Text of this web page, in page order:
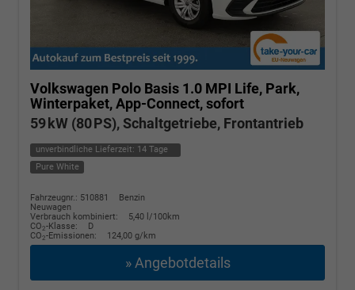
Volkswagen Polo Basis 1.0 MPI Life, Park,
Winterpaket, App-Connect, sofort
59 kW (80 PS), Schaltgetriebe, Frontantrieb
unverbindliche Lieferzeit: 14 Tage
Pure White
Fahrzeugnr.: 510881
Benzin
Neuwagen
Verbrauch kombiniert:
5,40 l/100km
CO2-Klasse:
D
CO2-Emissionen: 124,00 g/km
» Angebotdetails